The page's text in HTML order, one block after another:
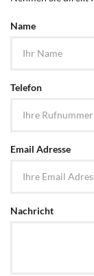
Name
Telefon
Email Adresse
Nachricht